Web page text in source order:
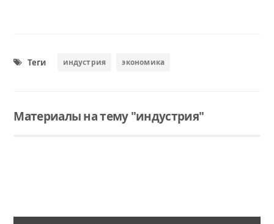
Теги индустрия экономика
Материалы на тему "индустрия"